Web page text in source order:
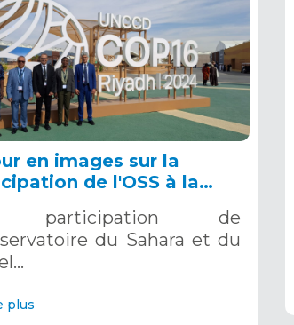
en images sur la
de l'OSS à la
à Riyad, en Arabie
participation de
du Sahara et du
plus